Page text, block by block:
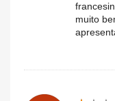
muito